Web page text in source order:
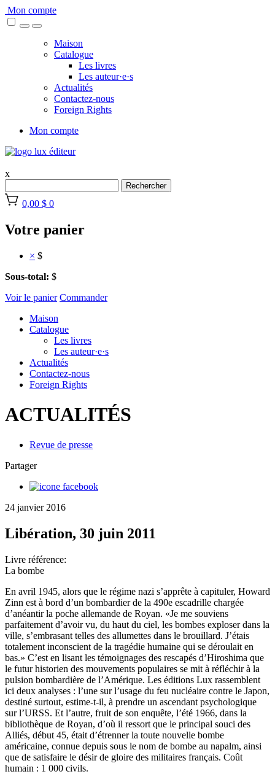
Skip
to
Mon compte
Maison
Catalogue
Les livres
Les auteur·e·s
Actualités
Contactez-nous
Foreign Rights
Mon compte
x
Rechercher
0,00 $ 0
Votre panier
× $
Sous-total: $
Voir le panier Commander
Maison
Catalogue
Les livres
Les auteur·e·s
Actualités
Contactez-nous
Foreign Rights
ACTUALITÉS
Revue de presse
Partager
24 janvier 2016
Libération, 30 juin 2011
Livre référence:
La bombe
En avril 1945, alors que le régime nazi s’apprête à capituler, Howard
Zinn est à bord d’un bombardier de la 490e escadrille chargée
d’anéantir la poche allemande de Royan. «Je me souviens
parfaitement d’avoir vu, du haut du ciel, les bombes exploser dans la
ville, s’embrasant telles des allumettes dans le brouillard. J’étais
totalement inconscient de la tragédie humaine qui se déroulait en
bas.» C’est en lisant les témoignages des rescapés d’Hiroshima que
le futur historien des mouvements populaires se mit à réfléchir à la
pulsion bombardière de l’Amérique. Les éditions Lux rassemblent
ici deux analyses : l’une sur l’usage du feu nucléaire contre le Japon,
destiné surtout, estime-t-il, à prendre un ascendant psychologique
sur l’URSS. Et l’autre, fruit de son enquête, l’été 1966, dans la
bibliothèque de Royan, d’où il ressort que le principal souci des
Alliés, début 45, était d’étrenner la toute nouvelle bombe
américaine, connue depuis sous le nom de bombe au napalm, ainsi
que de satisfaire le désir de gloire des militaires français. Coût
humain : 1 000 civils.